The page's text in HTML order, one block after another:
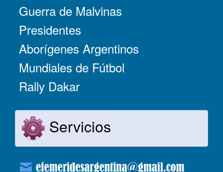
Guerra de Malvinas
Presidentes
Aborígenes Argentinos
Mundiales de Fútbol
Rally Dakar
Servicios